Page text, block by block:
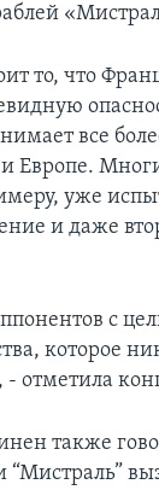
то, что
все
Европе.
уже
и даже
с
которое
отметила
также